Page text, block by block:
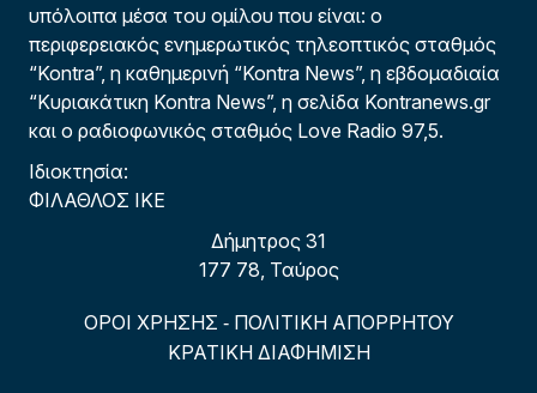
υπόλοιπα μέσα του ομίλου που είναι: ο
περιφερειακός ενημερωτικός τηλεοπτικός σταθμός
“Kontra”, η καθημερινή “Kontra News”, η εβδομαδιαία
“Κυριακάτικη Kontra News”, η σελίδα Kontranews.gr
και ο ραδιοφωνικός σταθμός Love Radio 97,5.
Ιδιοκτησία:
ΦΙΛΑΘΛΟΣ ΙΚΕ
Δήμητρος 31
177 78, Ταύρος
ΟΡΟΙ ΧΡΗΣΗΣ - ΠΟΛΙΤΙΚΗ ΑΠΟΡΡΗΤΟΥ
ΚΡΑΤΙΚΗ ΔΙΑΦΗΜΙΣΗ